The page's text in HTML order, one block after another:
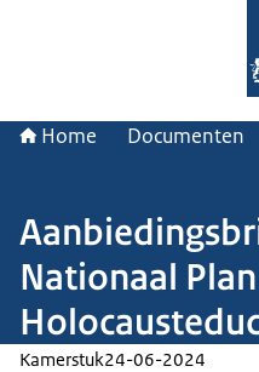
Home Documenten
Nationaal
Kamerstuk24-06-2024